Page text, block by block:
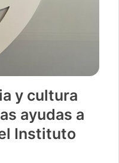
y cultura
ayudas a
Instituto